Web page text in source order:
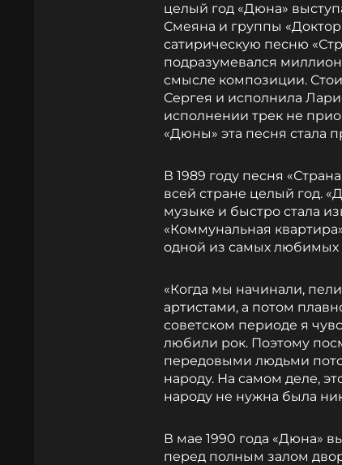
целый год «Дюна»
Смеяна и группы
сатирическую песню
подразумевался
смысле композиции.
Сергея и исполнила
исполнении трек не
«Дюны» эта песня стала
В 1989 году песня
всей стране целый год.
музыке и быстро стала
«Коммунальная
одной из самых любимых
«Когда мы начинали,
артистами, а потом
советском периоде я
любили рок. Поэтому
передовыми людьми
народу. На самом деле,
народу не нужна была
В мае 1990 года «Дюна»
перед полным залом